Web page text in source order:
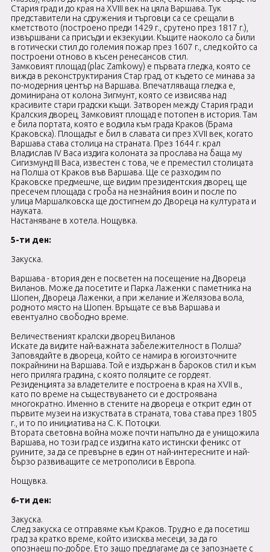
Стария град и до края на XVIII век на цяла Варшава. Тук
представители на сдружения и търговци са се срещали в
кметството (построено преди 1429 г., срутено през 1817 г.),
извършвани са присъди и екзекуции. Къщите наоколо са били
в готически стил до големия пожар през 1607 г., след който са
построени отново в късен ренесансов стил.
Замковият площад (plac Zamkowy) е първата гледка, която се
вижда в реконструктирания Стар град, от където се минава за
по-модерния център на Варшава. Впечатляваща гледка е,
доминирана от колона Зигмунт, която се извисява над
красивите стари градски къщи. Затворен между Стария град и
Кралския дворец, Замковият площад е потопен в история. Там
е била портата, която е водила към града Краков (Брама
Краковска). Площадът е бил в славата си през XVII век, когато
Варшава става столица на страната. През 1644 г. крал
Владислав IV Васа издига колоната за прослава на баща му
Сигизмунд III Васа, известен с това, че е преместил столицата
на Полша от Краков във Варшава. Ще се разходим по
Краковске предмешче, ще видим президентския дворец, ще
пресечем площада с гроба на незнайния воин и после по
улица Маршалковска ще достигнем до Двореца на културата и
науката.
Настаняване в хотела. Нощувка.
5-ти ден:
Закуска.
Варшава - втория ден е посветен на посещение на Двореца
Виланов. Може да посетите и Парка Лаженки с паметника на
Шопен, Двореца Лаженки, а при желание и Желязова вола,
родното място на Шопен. Връщате се във Варшава и
евентуално свободно време.
Величественият кралски дворец Виланов
Искате да видите най-важната забележителност в Полша?
Заповядайте в двореца, който се намира в югоизточните
покрайнини на Варшава. Той е издържан в бароков стил и към
него приляга градина, с която поляците се гордеят.
Резиденцията за владетелите е построена в края на XVII в.,
като по време на съществуването си е достроявана
многократно. Именно в стените на двореца е открит един от
първите музеи на изкуствата в страната, това става през 1805
г., и то по инициатива на С. К. Потоцки.
Втората световна война може почти напълно да е унищожила
Варшава, но този град се издигна като истински феникс от
руините, за да се превърне в един от най-интересните и най-
бързо развиващите се метрополиси в Европа.
Нощувка.
6-ти ден:
Закуска.
След закуска се отправяме към Краков. Трудно е да посетиш
град за кратко време, който изисква месеци, за да го
опознаеш по-добре. Ето защо предлагаме да се запознаете с